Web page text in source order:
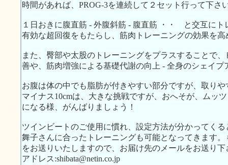
時間があれば、PROG-3を連続して２セット行って下さ
１日おきに腹直筋 - 外腹斜筋 - 腹直筋 ・・ と交互に
有効な超回復をもたらし、筋肉トレーニングの効果を高
また、臀部や太股のトレーニングをプラスすることで
善や、筋肉増強による基礎代謝の向上 - 全身のシェイ
お腹は体の中でも脂肪が付きやすい部分ですが、取り
マイナス10cmは、大きな挑戦ですが、おへそが、ムッ
になる様、がんばりましょう！
ツインビートのご使用に慣れ、設定方法が分かってく
舞子さんに合ったトレーニングも可能となってきます
をお送りいたしますので、お届け先のメールをお送り下
アドレス:shibata@netin.co.jp